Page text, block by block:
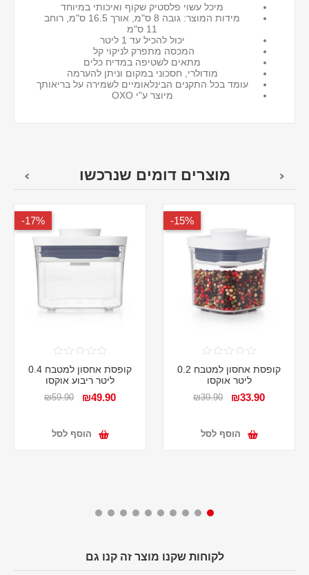
מיכל עשוי פלסטיק שקוף ואיכותי במיוחד
מידות המוצר: גובה 8 ס"מ, אורך 16.5 ס"מ, רוחב
11 ס"מ
יכול להכיל עד 1 ליטר
המכסה מתפרק לניקוי קל
מתאים לשטיפה במדיח כלים
מודולרי, חסכוני במקום וניתן להערמה
עומד בכל התקנים הבינלאומיים לשמירה על בריאותך
מיוצר ע"י OXO
מוצרים דומים שנרכשו
15%-
קופסת אחסון למטבח 0.2
ליטר אוקסו
₪33.90
₪39.90
הוסף לסל
17%-
קופסת אחסון למטבח 0.4
ליטר ריבוע אוקסו
₪49.90
₪59.90
הוסף לסל
לקוחות שקנו מוצר זה קנו גם